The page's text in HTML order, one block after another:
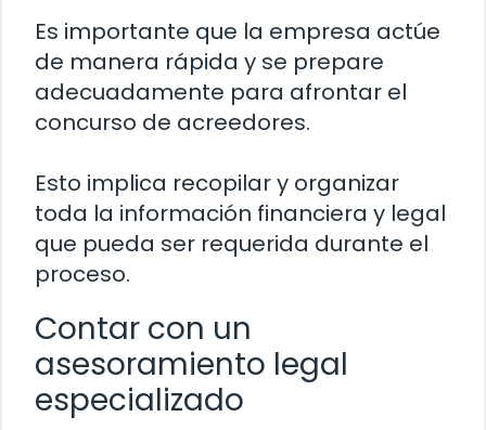
Es importante que la empresa actúe
de manera rápida y se prepare
adecuadamente para afrontar el
concurso de acreedores.
Esto implica recopilar y organizar
toda la información financiera y legal
que pueda ser requerida durante el
proceso.
Contar con un
asesoramiento legal
especializado